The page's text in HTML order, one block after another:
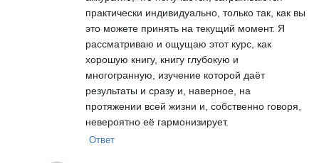
практически индивидуально, только так, как вы
это можете принять на текущий момент. Я
рассматриваю и ощущаю этот курс, как
хорошую книгу, книгу глубокую и
многогранную, изучение которой даёт
результаты и сразу и, наверное, на
протяжении всей жизни и, собственно говоря,
невероятно её гармонизирует.
Ответ